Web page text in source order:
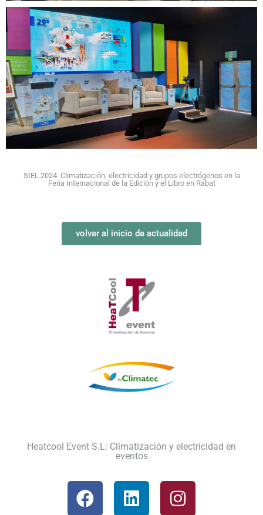
SIEL 2024: Climatización, electricidad y grupos electrógenos en la
Feria Internacional de la Edición y el Libro en Rabat
volver al inicio de actualidad
Heatcool Event S.L: Climatización y electricidad en
eventos